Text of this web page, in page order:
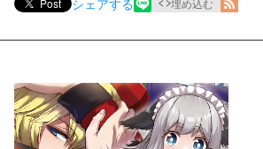
Post
シェアする 埋め込む